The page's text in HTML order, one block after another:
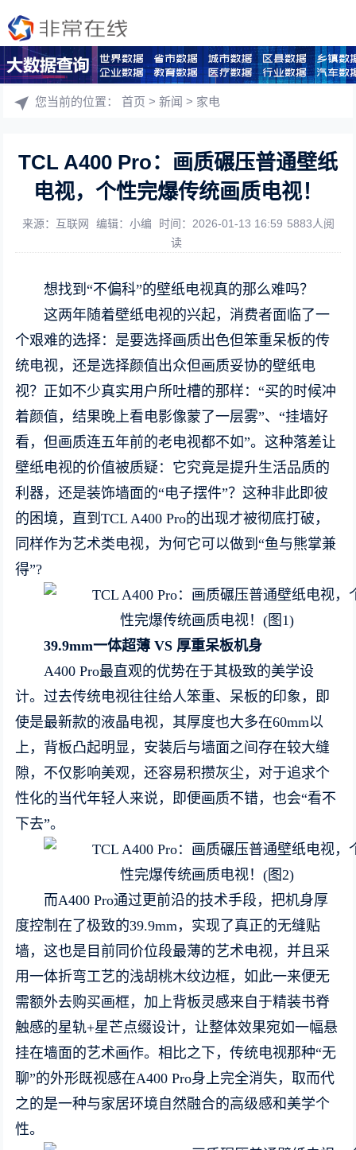
您当前的位置：首页 >新闻 > 家电
TCL A400 Pro：画质碾压普通壁纸
电视，个性完爆传统画质电视！
来源：互联网 编辑：小编 时间：2026-01-13 16:59 5883人阅
读
想找到“不偏科”的壁纸电视真的那么难吗？
这两年随着壁纸电视的兴起，消费者面临了一
个艰难的选择：是要选择画质出色但笨重呆板的传
统电视，还是选择颜值出众但画质妥协的壁纸电
视？正如不少真实用户所吐槽的那样：“买的时候冲
着颜值，结果晚上看电影像蒙了一层雾”、“挂墙好
看，但画质连五年前的老电视都不如”。这种落差让
壁纸电视的价值被质疑：它究竟是提升生活品质的
利器，还是装饰墙面的“电子摆件”？这种非此即彼
的困境，直到TCL A400 Pro的出现才被彻底打破，
同样作为艺术类电视，为何它可以做到“鱼与熊掌兼
得”?
39.9mm一体超薄VS 厚重呆板机身
A400 Pro最直观的优势在于其极致的美学设
计。过去传统电视往往给人笨重、呆板的印象，即
使是最新款的液晶电视，其厚度也大多在60mm以
上，背板凸起明显，安装后与墙面之间存在较大缝
隙，不仅影响美观，还容易积攒灰尘，对于追求个
性化的当代年轻人来说，即便画质不错，也会“看不
下去”。
而A400 Pro通过更前沿的技术手段，把机身厚
度控制在了极致的39.9mm，实现了真正的无缝贴
墙，这也是目前同价位段最薄的艺术电视，并且采
用一体折弯工艺的浅胡桃木纹边框，如此一来便无
需额外去购买画框，加上背板灵感来自于精装书脊
触感的星轨+星芒点缀设计，让整体效果宛如一幅悬
挂在墙面的艺术画作。相比之下，传统电视那种“无
聊”的外形既视感在A400 Pro身上完全消失，取而代
之的是一种与家居环境自然融合的高级感和美学个
性。